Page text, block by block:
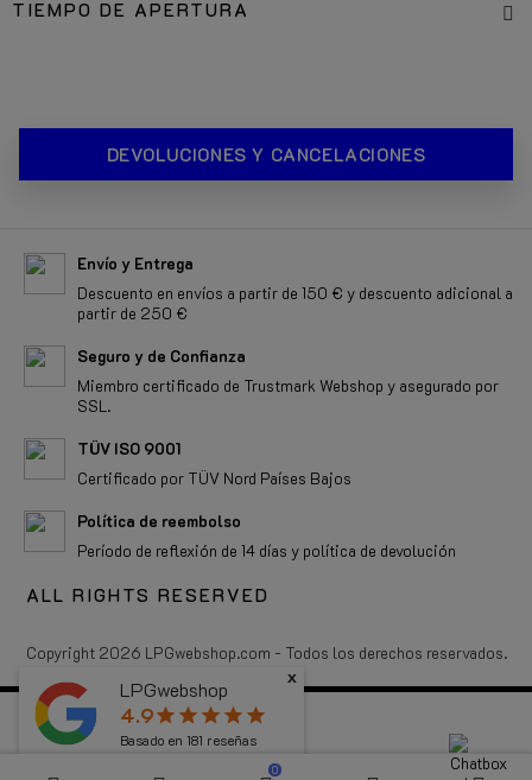
0
DEVOLUCIONES Y CANCELACIONES
Envío y Entrega
Descuento en envíos a partir de 150 € y descuento adicional a
Seguro y de Confianza
Miembro certificado de Trustmark Webshop y asegurado por
TÜV ISO 9001
Política de reembolso
Copyright 2026 LPGwebshop.com - Todos los derechos reservados.
LPGwebshop
4.9star star star star star
Basado en 181 reseñas
x